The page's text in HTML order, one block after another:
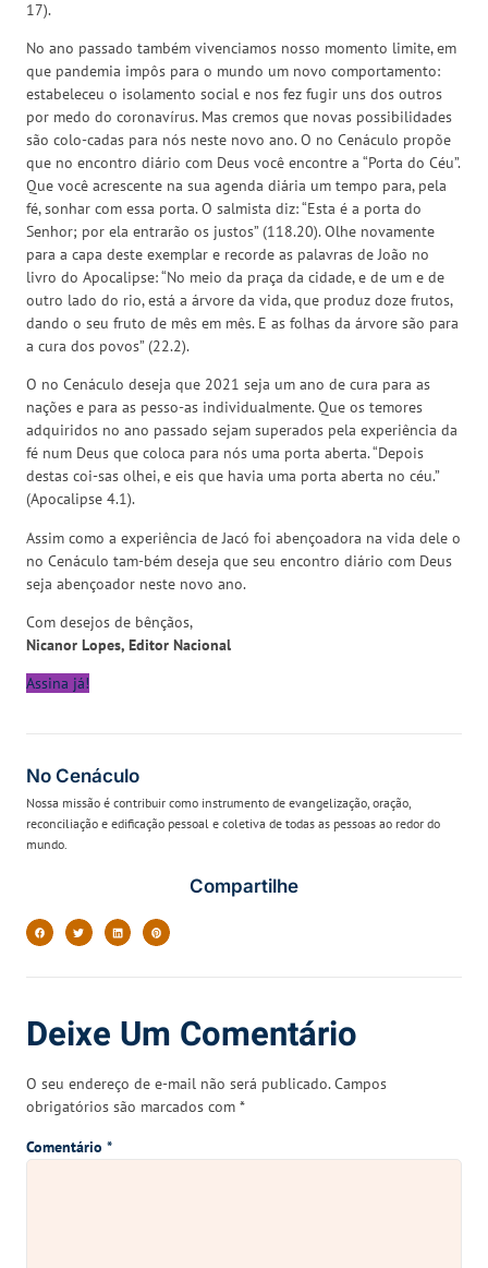
17).
No ano passado também vivenciamos nosso momento limite, em
que pandemia impôs para o mundo um novo comportamento:
estabeleceu o isolamento social e nos fez fugir uns dos outros
por medo do coronavírus. Mas cremos que novas possibilidades
são colo-cadas para nós neste novo ano. O no Cenáculo propõe
que no encontro diário com Deus você encontre a “Porta do Céu”.
Que você acrescente na sua agenda diária um tempo para, pela
fé, sonhar com essa porta. O salmista diz: “Esta é a porta do
Senhor; por ela entrarão os justos” (118.20). Olhe novamente
para a capa deste exemplar e recorde as palavras de João no
livro do Apocalipse: “No meio da praça da cidade, e de um e de
outro lado do rio, está a árvore da vida, que produz doze frutos,
dando o seu fruto de mês em mês. E as folhas da árvore são para
a cura dos povos” (22.2).
O no Cenáculo deseja que 2021 seja um ano de cura para as
nações e para as pesso-as individualmente. Que os temores
adquiridos no ano passado sejam superados pela experiência da
fé num Deus que coloca para nós uma porta aberta. “Depois
destas coi-sas olhei, e eis que havia uma porta aberta no céu.”
(Apocalipse 4.1).
Assim como a experiência de Jacó foi abençoadora na vida dele o
no Cenáculo tam-bém deseja que seu encontro diário com Deus
seja abençoador neste novo ano.
Com desejos de bênçãos,
Nicanor Lopes, Editor Nacional
Assina já!
No Cenáculo
Nossa missão é contribuir como instrumento de evangelização, oração,
reconciliação e edificação pessoal e coletiva de todas as pessoas ao redor do
mundo.
Compartilhe
Deixe Um Comentário
O seu endereço de e-mail não será publicado. Campos
obrigatórios são marcados com *
Comentário *